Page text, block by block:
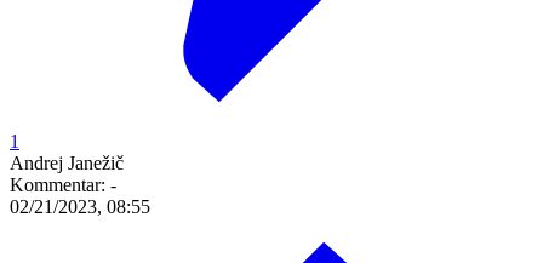
1
Andrej Janežič
Kommentar: -
02/21/2023, 08:55